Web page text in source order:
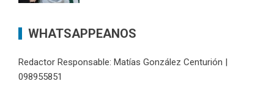
WHATSAPPEANOS
Redactor Responsable: Matías González Centurión |
098955851